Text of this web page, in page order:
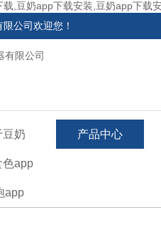
,豆奶app下载安装,豆奶app下载
公司欢迎您！
豆奶
色app
app
产品中心